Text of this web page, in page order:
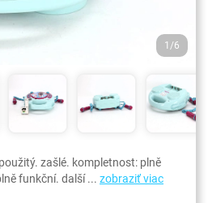
1/6
zašlé. kompletnost: plně
funkční. další ... zobraziť viac